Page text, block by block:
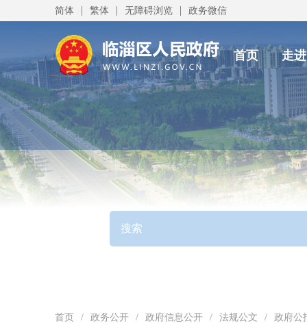
简体 | 繁体 | 无障碍浏览 | 政务微信
首页 走
首页 / 政务公开 / 政府信息公开 / 法规公文 / 政府公